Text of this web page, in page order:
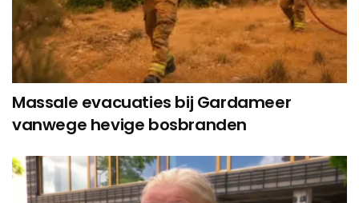
Massale evacuaties bij Gardameer
vanwege hevige bosbranden